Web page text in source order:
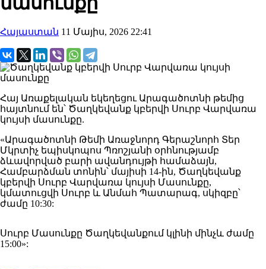
Հայաստան 11 Մայիս, 2026 22:41
Հայ Առաքելական եկեղեցու Արագածոտնի թեմից
հայտնում են՝ Ծաղկեվանք կբերվի Սուրբ Վարվառա
կույսի մասունքը.
«Արագածոտնի Թեմի Առաջնորդ Գերաշնորհ Տեր
Մկրտիչ եպիսկոպոս Պռոշյանի օրհնությամբ
ձևավորված բարի ավանդույթի համաձայն,
Համբարձման տոնին՝ մայիսի 14-ին, Ծաղկեվանք
կբերվի Սուրբ Վարվառա կույսի Մասունքը,
կմատուցվի Սուրբ և Անմահ Պատարագ, սկիզբը՝
ժամը 10:30:
Սուրբ Մասունքը Ծաղկեվանքում կլինի մինչև ժամը
15:00»: